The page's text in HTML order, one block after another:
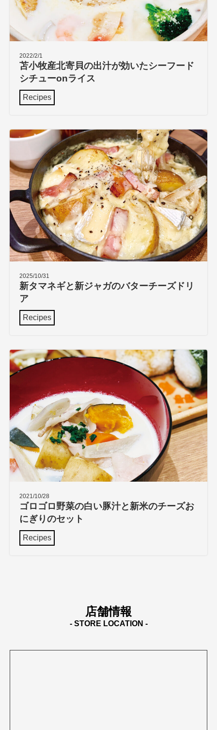
2022/2/1
苫小牧産北寄貝の出汁が効いたシーフード
シチューonライス
Recipes
2025/10/31
新タマネギと新ジャガのバターチーズドリ
ア
Recipes
2021/10/28
ゴロゴロ野菜の白い豚汁と新米のチーズお
にぎりのセット
Recipes
店舗情報
- STORE LOCATION -